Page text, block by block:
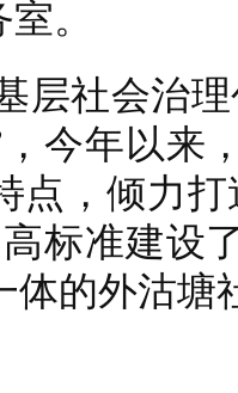
。
层社会治
今年以来
点，倾力
标准建设
体的外沽塘